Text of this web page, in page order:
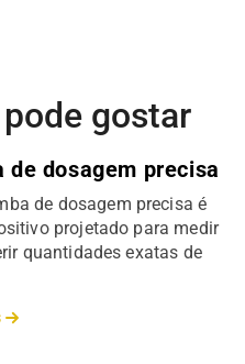
gostar
de dosagem precisa
de dosagem precisa é
projetado para medir
quantidades exatas de